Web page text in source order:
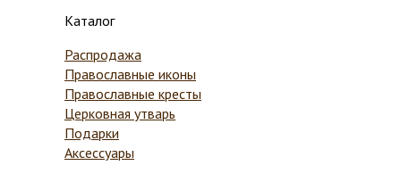
Каталог
Распродажа
Православные иконы
Православные кресты
Церковная утварь
Подарки
Аксессуары